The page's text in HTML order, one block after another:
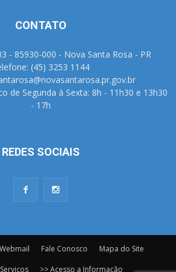
CONTATO
- 85930-000 - Nova Santa Rosa - PR
(45) 3253 1144
de Segunda à Sexta: 8h - 11h30 e 13h30
- 17h
REDES SOCIAIS
Webmail Fale Conosco
Mapa do Site
>> Acesso a Informação